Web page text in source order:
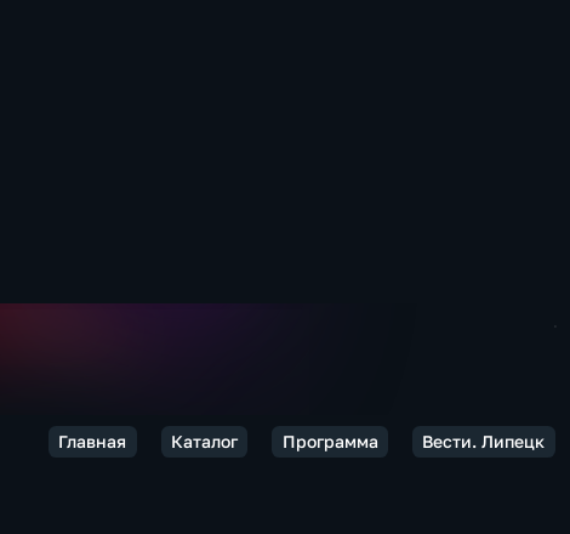
Главная Каталог Программа Вести. Липецк